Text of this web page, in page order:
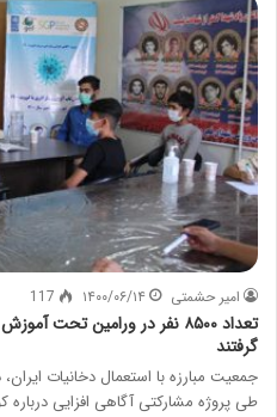
امیر حشمتی ۱۴۰۰/۰۶/۱۴ 117
تعداد ۸۵۰۰ نفر در ورامین تحت
گرفتند
جمعیت مبارزه با استعمال دخانیات
طی پروژه مشارکتی آگاهی افزایی درباره کووید-۱۹